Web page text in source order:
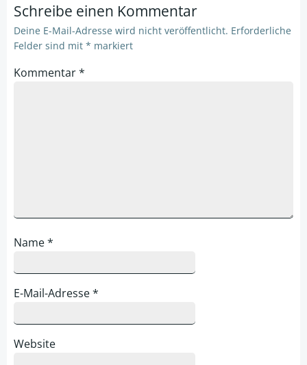
Schreibe einen Kommentar
Deine E-Mail-Adresse wird nicht veröffentlicht. Erforderliche
Felder sind mit * markiert
Kommentar*
Name*
E-Mail-Adresse*
Website